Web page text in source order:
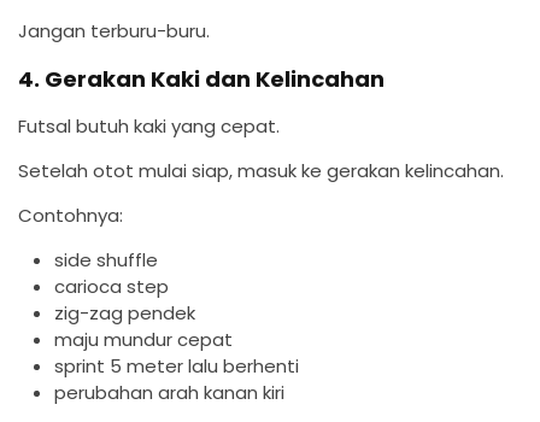
Jangan terburu-buru.
4. Gerakan Kaki dan Kelincahan
Futsal butuh kaki yang cepat.
Setelah otot mulai siap, masuk ke gerakan kelincahan.
Contohnya:
side shuffle
carioca step
zig-zag pendek
maju mundur cepat
sprint 5 meter lalu berhenti
perubahan arah kanan kiri